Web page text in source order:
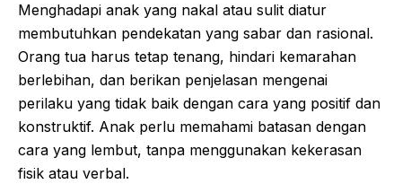
Menghadapi anak yang nakal atau sulit diatur
membutuhkan pendekatan yang sabar dan rasional.
Orang tua harus tetap tenang, hindari kemarahan
berlebihan, dan berikan penjelasan mengenai
perilaku yang tidak baik dengan cara yang positif dan
konstruktif. Anak perlu memahami batasan dengan
cara yang lembut, tanpa menggunakan kekerasan
fisik atau verbal.